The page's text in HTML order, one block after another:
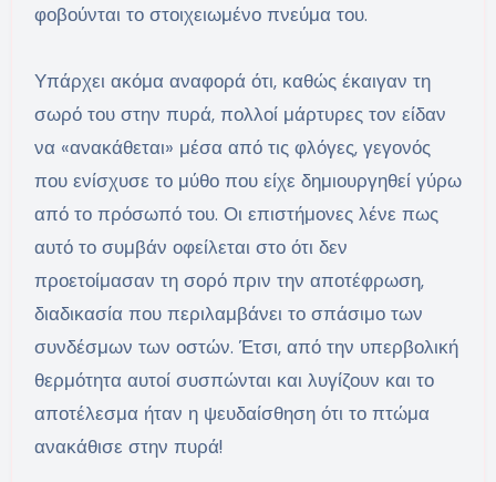
φοβούνται το στοιχειωμένο πνεύμα του.
Υπάρχει ακόμα αναφορά ότι, καθώς έκαιγαν τη
σωρό του στην πυρά, πολλοί μάρτυρες τον είδαν
να «ανακάθεται» μέσα από τις φλόγες, γεγονός
που ενίσχυσε το μύθο που είχε δημιουργηθεί γύρω
από το πρόσωπό του. Οι επιστήμονες λένε πως
αυτό το συμβάν οφείλεται στο ότι δεν
προετοίμασαν τη σορό πριν την αποτέφρωση,
διαδικασία που περιλαμβάνει το σπάσιμο των
συνδέσμων των οστών. Έτσι, από την υπερβολική
θερμότητα αυτοί συσπώνται και λυγίζουν και το
αποτέλεσμα ήταν η ψευδαίσθηση ότι το πτώμα
ανακάθισε στην πυρά!